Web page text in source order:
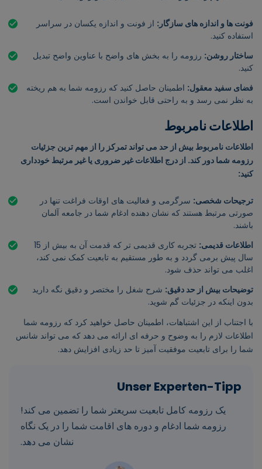
فونت ها و اندازه های سازگار: از فونت و اندازه یکسان در سراسر
استفاده کنید.
ساختار روشن: رزومه را به بخش های واضح با عناوین واضح تبدیل
کنید.
فضای سفید معقول: اطمینان حاصل کنید که رزومه شما به هم ریخته
به نظر نمی رسد و به راحتی قابل خواندن است.
اطلاعات نامربوط
اطلاعات نامربوط بیش از حد می تواند تمرکز را از مهم ترین جزئیات
رزومه شما دور کند. از درج اطلاعات غیر ضروری یا غیر مرتبط خودداری
کنید:
ترجیحات شخصی: سرگرمی و فعالیت های اوقات فراغت تنها در
صورتی مرتبط هستند که نشان دهنده ادغام شما در جامعه آلمان
باشند.
اطلاعات قدیمی:
تجربه کاری قدیمی تر که قدمت آن به بیش از 15
سال پیش برمی گردد و به طور مستقیم به تابعیت کمک نمی کند،
اغلب می تواند حذف شود.
توضیحات بیش از حد دقیق: شرح شغل را مختصر و دقیق نگه دارید
بدون اینکه در جزئیات گم شوید.
با اجتناب از این اشتباهات، اطمینان حاصل خواهید کرد که رزومه شما
اطلاعات لازم را به وضوح و حرفه ای ارائه می دهد که می تواند شانس
شما را برای تابعیت موفقیت آمیز تا حد زیادی افزایش دهد.
یک رزومه کامل تابعیت سریعتر شما را تضمین می کند!
رزومه شما ادغام و دوره های اقامت شما را در یک نگاه
نشان می دهد.